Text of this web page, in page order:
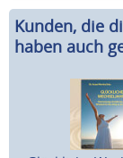
Kunden, die
haben auch